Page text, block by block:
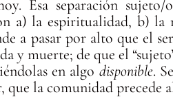
Esa separación sujeto/
a) la espiritualidad, b) la
a pasar por alto que el
y muerte; de que el
en algo disponible.
la comunidad precede